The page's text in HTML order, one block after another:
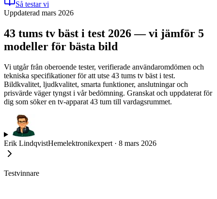
Så testar vi
Uppdaterad mars 2026
43 tums tv bäst i test 2026 — vi jämför 5
modeller för bästa bild
Vi utgår från oberoende tester, verifierade användaromdömen och
tekniska specifikationer för att utse 43 tums tv bäst i test.
Bildkvalitet, ljudkvalitet, smarta funktioner, anslutningar och
prisvärde väger tyngst i vår bedömning. Granskat och uppdaterat för
dig som söker en tv-apparat 43 tum till vardagsrummet.
Erik LindqvistHemelektronikexpert · 8 mars 2026
Testvinnare